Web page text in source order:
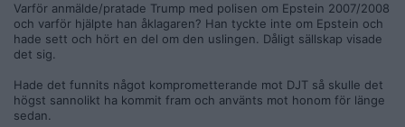
Varför anmälde/pratade Trump med polisen om Epstein 2007/2008
och varför hjälpte han åklagaren? Han tyckte inte om Epstein och
hade sett och hört en del om den uslingen. Dåligt sällskap visade
det sig.
Hade det funnits något komprometterande mot DJT så skulle det
högst sannolikt ha kommit fram och använts mot honom för länge
sedan.